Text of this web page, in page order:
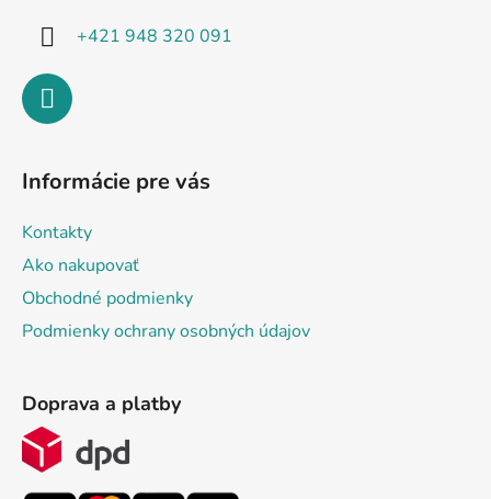
+421 948 320 091
Informácie pre vás
Kontakty
Ako nakupovať
Obchodné podmienky
Podmienky ochrany osobných údajov
Doprava a platby